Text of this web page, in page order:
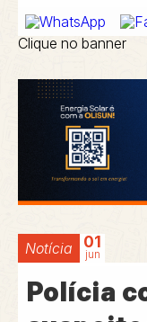
Clique no banner
Notícia 01
jun
Polícia